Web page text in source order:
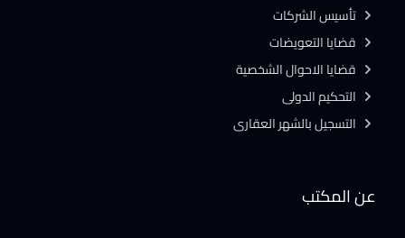
عن المكتب
تأسيس الشركات
قضايا التعويضات
قضايا الاحوال الشخصية
التحكيم الدولى
التسجيل بالشهر العقارى